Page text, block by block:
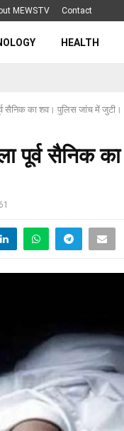
MEWSTV Contact
HEALTH
सैनिक का शव। पुलिस जांच में जुटी।
पूर्व सैनिक